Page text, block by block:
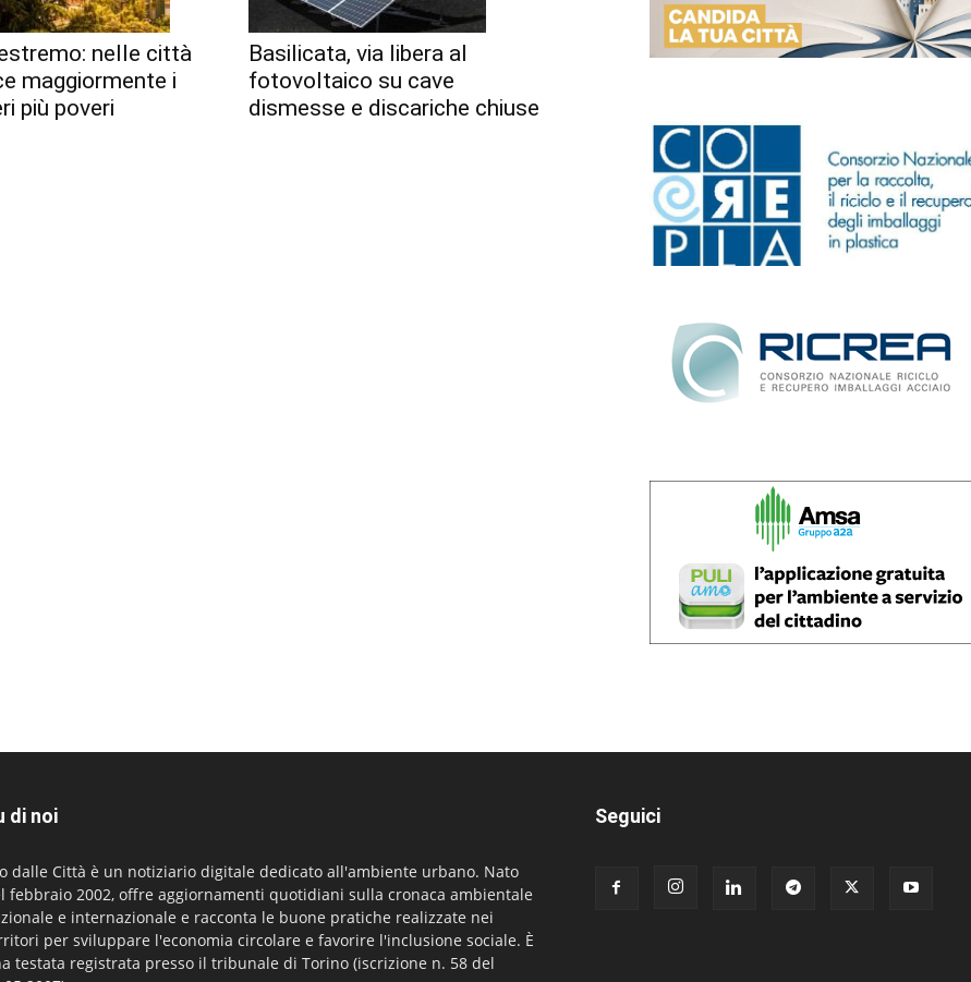
nelle città
maggiormente i
più poveri
Basilicata, via libera al
fotovoltaico su cave
dismesse e discariche chiuse
di noi
dalle Città è un notiziario digitale dedicato all'ambiente urbano. Nato
febbraio 2002, offre aggiornamenti quotidiani sulla cronaca ambientale
e internazionale e racconta le buone pratiche realizzate nei
per sviluppare l'economia circolare e favorire l'inclusione sociale. È
testata registrata presso il tribunale di Torino (iscrizione n. 58 del
Seguici